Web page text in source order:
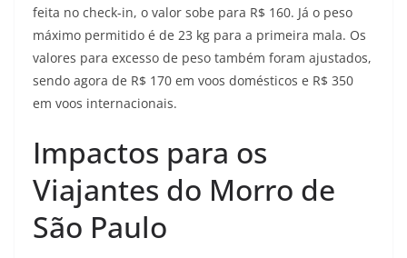
feita no check-in, o valor sobe para R$ 160. Já o peso
máximo permitido é de 23 kg para a primeira mala. Os
valores para excesso de peso também foram ajustados,
sendo agora de R$ 170 em voos domésticos e R$ 350
em voos internacionais.
Impactos para os
Viajantes do Morro de
São Paulo